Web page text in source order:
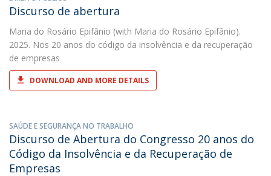
Discurso de abertura
Maria do Rosário Epifânio (with Maria do Rosário Epifânio).
2025. Nos 20 anos do código da insolvência e da recuperação
de empresas
DOWNLOAD AND MORE DETAILS
SAÚDE E SEGURANÇA NO TRABALHO
Discurso de Abertura do Congresso 20 anos do
Código da Insolvência e da Recuperação de
Empresas